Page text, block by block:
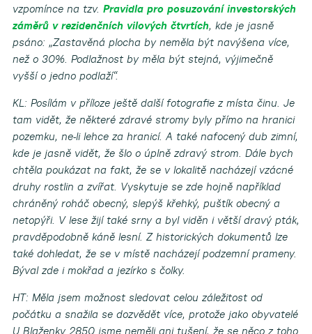
vzpomínce na tzv. Pravidla pro posuzování investorských
záměrů v rezidenčních vilových čtvrtích, kde je jasně
psáno: „Zastavěná plocha by neměla být navýšena více,
než o 30%. Podlažnost by měla být stejná, výjimečně
vyšší o jedno podlaží“.
KL: Posílám v příloze ještě další fotografie z místa činu. Je
tam vidět, že některé zdravé stromy byly přímo na hranici
pozemku, ne-li lehce za hranicí. A také nafocený dub zimní,
kde je jasně vidět, že šlo o úplně zdravý strom. Dále bych
chtěla poukázat na fakt, že se v lokalitě nacházejí vzácné
druhy rostlin a zvířat. Vyskytuje se zde hojně například
chráněný roháč obecný, slepýš křehký, puštík obecný a
netopýři. V lese žijí také srny a byl viděn i větší dravý pták,
pravděpodobně káně lesní. Z historických dokumentů lze
také dohledat, že se v místě nacházejí podzemní prameny.
Býval zde i mokřad a jezírko s čolky.
HT: Měla jsem možnost sledovat celou záležitost od
počátku a snažila se dozvědět více, protože jako obyvatelé
U Blaženky 2850 jsme neměli ani tušení, že se něco z toho